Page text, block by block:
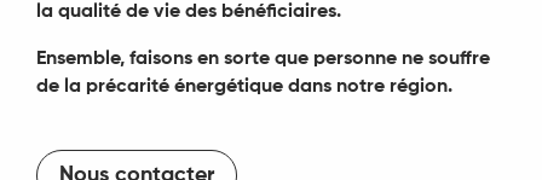
la qualité de vie des bénéficiaires.
Ensemble, faisons en sorte que personne ne souffre
de la précarité énergétique dans notre région.
Nous contacter